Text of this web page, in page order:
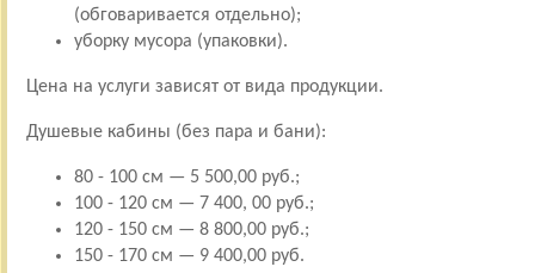
(обговаривается отдельно);
уборку мусора (упаковки).
Цена на услуги зависят от вида продукции.
Душевые кабины (без пара и бани):
80 - 100 см — 5 500,00 руб.;
100 - 120 см — 7 400, 00 руб.;
120 - 150 см — 8 800,00 руб.;
150 - 170 см — 9 400,00 руб.